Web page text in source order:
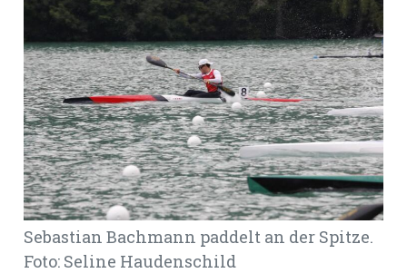
Erlebnisführer
App
Romanshorn:
offizielle
Sebastian Bachmann paddelt an der Spitze.
Foto: Seline Haudenschild